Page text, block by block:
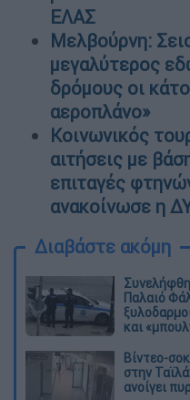
ΕΛΑΣ
Μελβούρνη:
μεγαλύτερος
δρόμους οι
αεροπλάνο»
Κοινωνικός
αιτήσεις με
επιταγές
ανακοίνωσε η
Διαβάστε ακόμη
Παλαιό
και
Βίντεο-
στην
ανοίγει